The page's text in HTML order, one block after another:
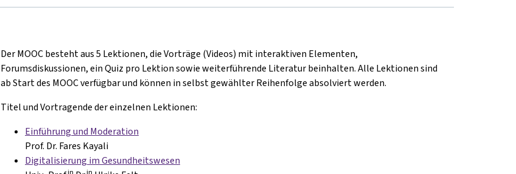
Der MOOC besteht aus 5 Lektionen, die Vorträge (Videos) mit interaktiven Elementen,
Forumsdiskussionen, ein Quiz pro Lektion sowie weiterführende Literatur beinhalten. Alle Lektionen sind
ab Start des MOOC verfügbar und können in selbst gewählter Reihenfolge absolviert werden.
Titel und Vortragende der einzelnen Lektionen:
Einführung und Moderation
Prof. Dr. Fares Kayali
Digitalisierung im Gesundheitswesen